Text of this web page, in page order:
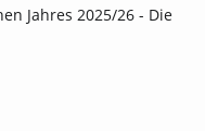
Jahres 2025/26 - Die